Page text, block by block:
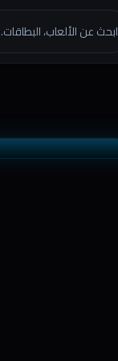
ابحث عن الألعاب،